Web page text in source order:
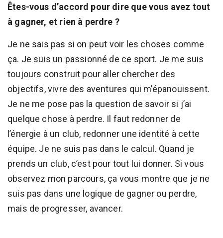
Êtes-vous d’accord pour dire que vous avez tout
à gagner, et rien à perdre ?
Je ne sais pas si on peut voir les choses comme
ça. Je suis un passionné de ce sport. Je me suis
toujours construit pour aller chercher des
objectifs, vivre des aventures qui m’épanouissent.
Je ne me pose pas la question de savoir si j’ai
quelque chose à perdre. Il faut redonner de
l’énergie à un club, redonner une identité à cette
équipe. Je ne suis pas dans le calcul. Quand je
prends un club, c’est pour tout lui donner. Si vous
observez mon parcours, ça vous montre que je ne
suis pas dans une logique de gagner ou perdre,
mais de progresser, avancer.